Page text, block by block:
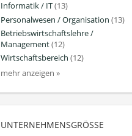
Informatik / IT(13)
Personalwesen / Organisation (13)
Betriebswirtschaftslehre /
Management(12)
Wirtschaftsbereich (12)
mehr anzeigen »
UNTERNEHMENSGRÖSSE